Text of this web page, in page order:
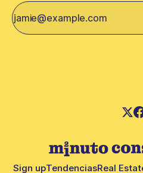
Sign upTendenciasReal